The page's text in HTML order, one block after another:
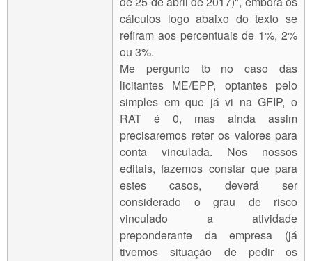
cálculos logo abaixo do texto se
refiram aos percentuais de 1%, 2%
ou 3%.
Me pergunto tb no caso das
licitantes ME/EPP, optantes pelo
simples em que já vi na GFIP, o
RAT é 0, mas ainda assim
precisaremos reter os valores para
conta vinculada. Nos nossos
editais, fazemos constar que para
estes casos, deverá ser
considerado o grau de risco
vinculado a atividade
preponderante da empresa (já
tivemos situação de pedir os